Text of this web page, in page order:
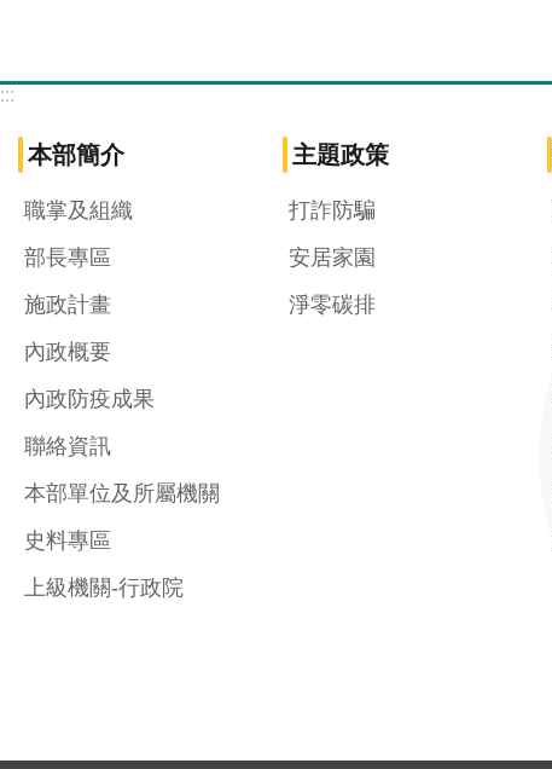
:::
本部簡介
職掌及組織
部長專區
施政計畫
內政概要
內政防疫成果
聯絡資訊
本部單位及所屬機關
史料專區
上級機關-行政院
主題政策
打詐防騙
安居家園
淨零碳排